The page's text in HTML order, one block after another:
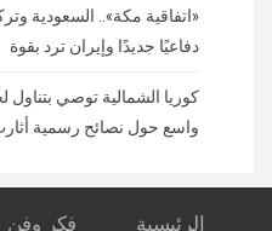
«اتفاقية مكة».. السعودية
دفاعيًا جديدًا وإيران ترد بقوة
كوريا الشمالية توصي
واسع حول نصائح رسمية
الرئيسية فكر وفن